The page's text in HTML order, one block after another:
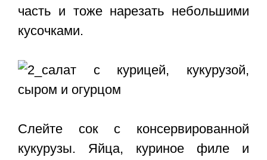
часть и тоже нарезать небольшими
кусочками.
Слейте сок с консервированной
кукурузы. Яйца, куриное филе и